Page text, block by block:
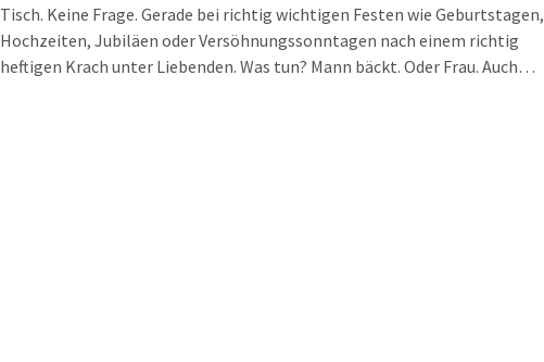
Tisch. Keine Frage. Gerade bei richtig wichtigen Festen wie Geburtstagen,
Hochzeiten, Jubiläen oder Versöhnungssonntagen nach einem richtig
heftigen Krach unter Liebenden. Was tun? Mann bäckt. Oder Frau. Auch